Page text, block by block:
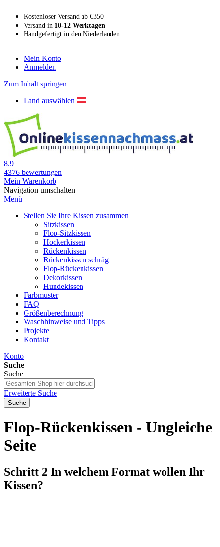
Kostenloser Versand ab €350
Versand in 10-12 Werktagen
Handgefertigt in den Niederlanden
Mein Konto
Anmelden
Zum Inhalt springen
Land auswählen
8.9
4376 bewertungen
Mein Warenkorb
Navigation umschalten
Menü
Stellen Sie Ihre Kissen zusammen
Sitzkissen
Flop-Sitzkissen
Hockerkissen
Rückenkissen
Rückenkissen schräg
Flop-Rückenkissen
Dekorkissen
Hundekissen
Farbmuster
FAQ
Größenberechnung
Waschhinweise und Tipps
Projekte
Kontakt
Konto
Suche
Suche
Erweiterte Suche
Suche
Flop-Rückenkissen - Ungleiche
Seite
Schritt 2 In welchem Format wollen Ihr
Kissen?